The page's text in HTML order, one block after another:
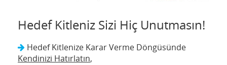
Hedef Kitleniz Sizi Hiç Unutmasın!
Hedef Kitlenize Karar Verme Döngüsünde
Kendinizi Hatırlatın,